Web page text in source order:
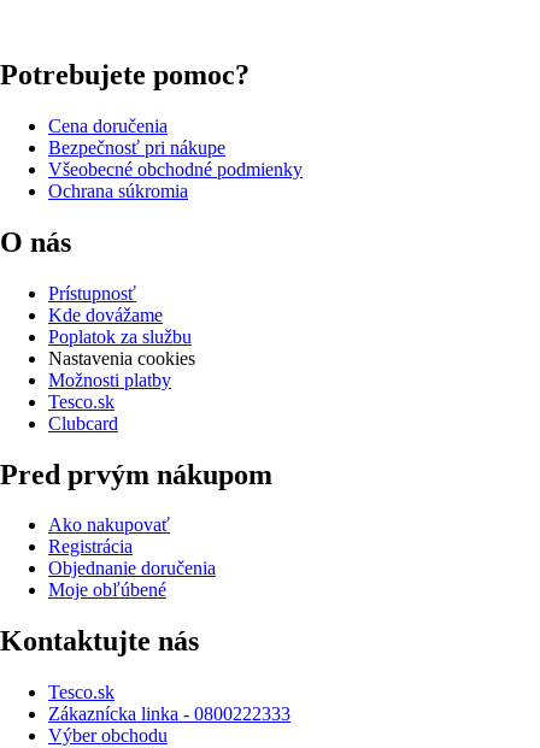
Potrebujete pomoc?
Cena doručenia
Bezpečnosť pri nákupe
Všeobecné obchodné podmienky
Ochrana súkromia
O nás
Prístupnosť
Kde dovážame
Poplatok za službu
Nastavenia cookies
Možnosti platby
Tesco.sk
Clubcard
Pred prvým nákupom
Ako nakupovať
Registrácia
Objednanie doručenia
Moje obľúbené
Kontaktujte nás
Tesco.sk
Zákaznícka linka - 0800222333
Výber obchodu